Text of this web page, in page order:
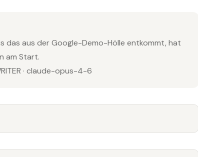
das aus der Google-Demo-Hölle entkommt, hat
am Start.
· claude-opus-4-6